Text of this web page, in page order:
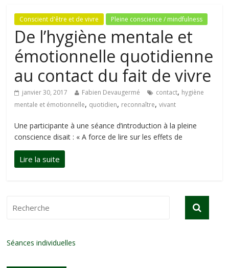
Conscient d'être et de vivre Pleine conscience / mindfulness
De l’hygiène mentale et
émotionnelle quotidienne
au contact du fait de vivre
janvier 30, 2017 Fabien Devaugermé contact, hygiène
mentale et émotionnelle, quotidien, reconnaître,vivant
Une participante à une séance d’introduction à la pleine
conscience disait : « A force de lire sur les effets de
Séances individuelles